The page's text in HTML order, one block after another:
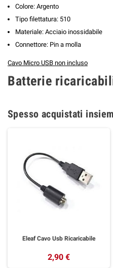
Colore: Argento
Tipo filettatura: 510
Materiale: Acciaio inossidabile
Connettore: Pin a molla
Cavo Micro USB non incluso
Batterie
Spesso acquistati
Eleaf Cavo Usb Ricaricabile
2,90 €